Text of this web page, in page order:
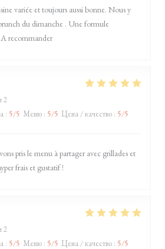
variée et toujours aussi bonne. Nous y
du dimanche . Une formule
A recommander
2
: 5/5 Меню : 5/5 Цена / качество : 5/5
pris le menu à partager avec grillades et
frais et gustatif !
2
: 5/5 Меню : 5/5 Цена / качество : 5/5